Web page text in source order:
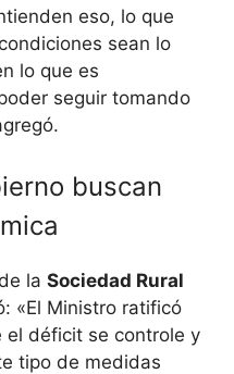
eso, lo que
sean lo
lo que es
seguir tomando
buscan
la Sociedad Rural
«El Ministro ratificó
el déficit se controle y
tipo de medidas